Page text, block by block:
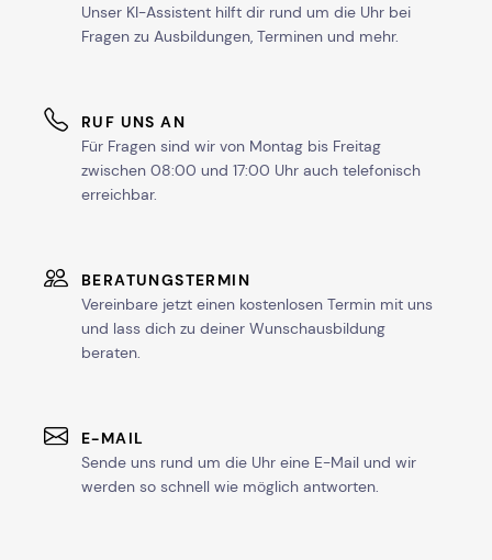
Unser KI-Assistent hilft dir rund um die Uhr bei
Fragen zu Ausbildungen, Terminen und mehr.
RUF UNS AN
Für Fragen sind wir von Montag bis Freitag
zwischen 08:00 und 17:00 Uhr auch telefonisch
erreichbar.
BERATUNGSTERMIN
Vereinbare jetzt einen kostenlosen Termin mit uns
und lass dich zu deiner Wunschausbildung
beraten.
E-MAIL
Sende uns rund um die Uhr eine E-Mail und wir
werden so schnell wie möglich antworten.